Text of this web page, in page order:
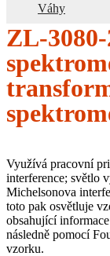
Váhy
ZL-
Využívá pracovní
interference; světlo
Michelsonova
toto pak osvětluje
obsahující
následně pomocí
vzorku.